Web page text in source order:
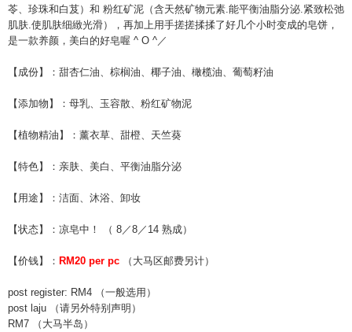
苓、珍珠和白芨）和 粉红矿泥（含天然矿物元素.能平衡油脂分泌.紧致松弛
肌肤.使肌肤细緻光滑），再加上用手搓搓揉揉了好几个小时变成的皂饼，
是一款养颜，美白的好皂喔 ^ O ^／
【成份】：甜杏仁油、棕榈油、椰子油、橄榄油、葡萄籽油
【添加物】：母乳、玉容散、粉红矿物泥
【植物精油】：薰衣草、甜橙、天竺葵
【特色】：亲肤、美白、平衡油脂分泌
【用途】：洁面、沐浴、卸妆
【状态】：凉皂中！ （ 8／8／14 熟成）
【价钱】： RM20 per pc （大马区邮费另计）
post register: RM4 （一般选用）
post laju （请另外特别声明）
RM7 （大马半岛）